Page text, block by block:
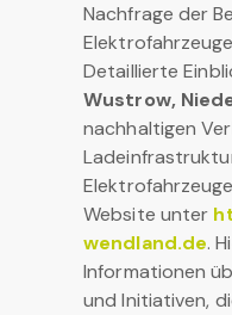
Nachfrage der
Detaillierte
Wustrow,
nachhaltigen
Website unter
wendland.de.
Informationen
und Initiativen,